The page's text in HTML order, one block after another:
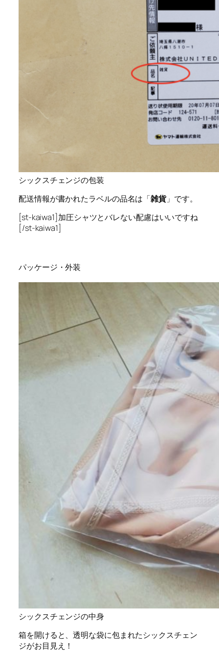
シックスチェンジの包装
配送情報が書かれたラベルの品名は「雑貨」です。
[st-kaiwa1]加圧シャツとバレない配慮はいいですね
[/st-kaiwa1]
パッケージ・外装
シックスチェンジの中身
箱を開けると、透明な袋に包まれたシックスチェン
ジがお目見え！